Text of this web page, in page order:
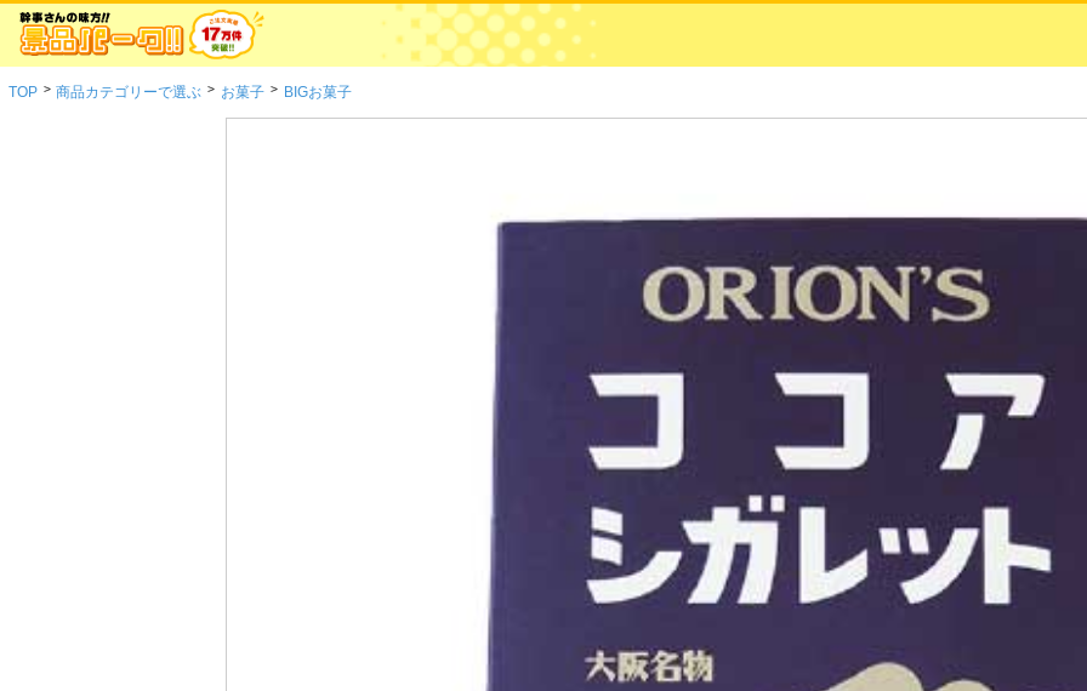
TOP > 商品カテゴリーで選ぶ > お菓子 > BIGお菓子